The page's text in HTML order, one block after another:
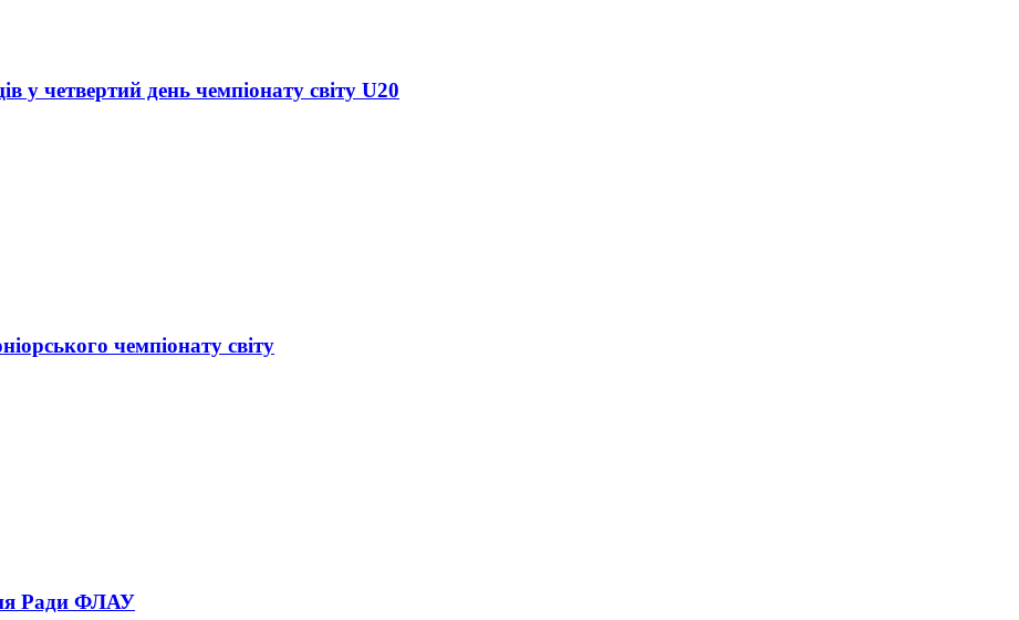
у четвертий день чемпіонату світу U20
чемпіонату світу
Ради ФЛАУ